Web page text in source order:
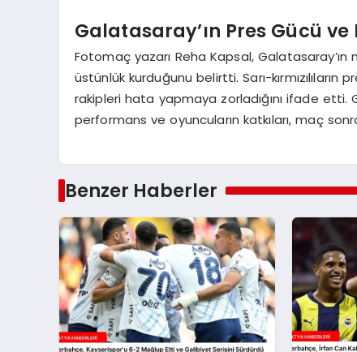
Galatasaray’ın Pres Gücü ve
Fotomaç yazarı Reha Kapsal, Galatasaray’ın
üstünlük kurduğunu belirtti. Sarı-kırmızılıların
rakipleri hata yapmaya zorladığını ifade etti.
performans ve oyuncuların katkıları, maç
Benzer Haberler